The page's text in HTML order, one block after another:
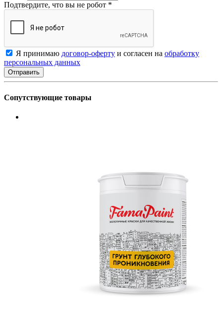
Подтвердите, что вы не робот *
Я принимаю договор-оферту и согласен на обработку
персональных данных
Сопутствующие товары